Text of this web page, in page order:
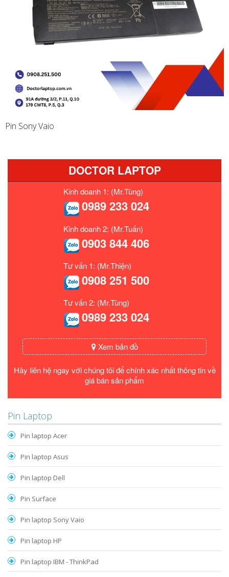
Pin Sony Vaio
DOCTOR LAPTOP
Kinh doanh 1: (Mr.Tùng)
0989 233 024
Kinh doanh 2: (Mr.Tuấn)
0903 844 406
Tư vấn 1: (Mr.Thiện)
0908 251 500
Tư vấn 2: (Mr.Tùng)
0989 233 024
Xem bản đồ
Hãy liên hệ ngay với chúng tôi để chính xác nhất thông tin về
giá bán sản phẩm
Pin Laptop
Pin laptop Acer
Pin laptop Asus
Pin laptop Dell
Pin Surface
Pin laptop Sony Vaio
Pin laptop HP
Pin laptop IBM - ThinkPad